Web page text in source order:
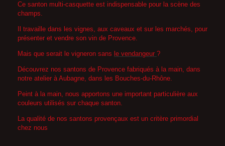
Ce santon multi-casquette est indispensable pour la scène des
champs.
Il travaille dans les vignes, aux caveaux et sur les marchés, pour
présenter et vendre son vin de Provence.
Mais que serait le vigneron sans le vendangeur ?
Découvrez nos santons de Provence fabriqués à la main, dans
notre atelier à Aubagne, dans les Bouches-du-Rhône.
Peint à la main, nous apportons une important particulière aux
couleurs utilisés sur chaque santon.
La qualité de nos santons provençaux est un critère primordial
chez nous